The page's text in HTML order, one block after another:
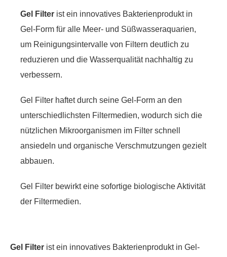
Gel Filter ist ein innovatives Bakterienprodukt in
Gel-Form für alle Meer- und Süßwasseraquarien,
um Reinigungsintervalle von Filtern deutlich zu
reduzieren und die Wasserqualität nachhaltig zu
verbessern.
Gel Filter haftet durch seine Gel-Form an den
unterschiedlichsten Filtermedien, wodurch sich die
nützlichen Mikroorganismen im Filter schnell
ansiedeln und organische Verschmutzungen gezielt
abbauen.
Gel Filter bewirkt eine sofortige biologische Aktivität
der Filtermedien.
Gel Filter ist ein innovatives Bakterienprodukt in Gel-